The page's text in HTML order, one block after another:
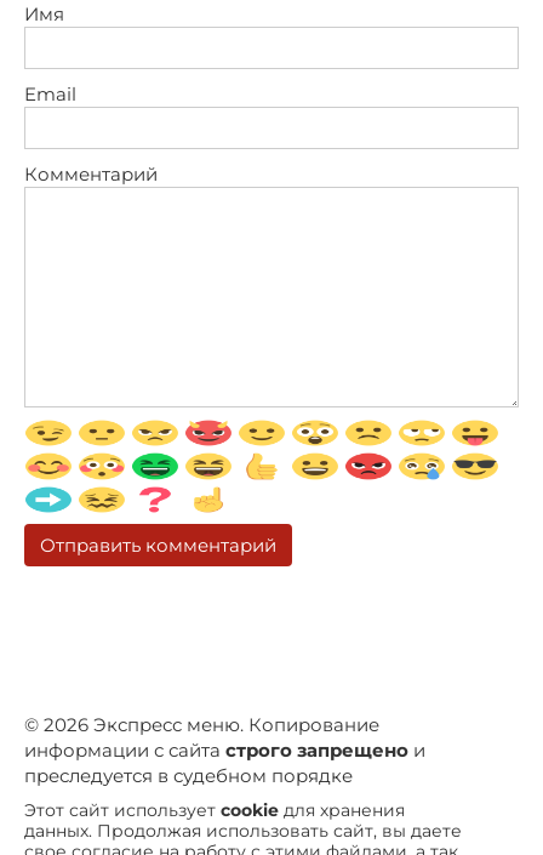
Имя
Email
Комментарий
© 2026 Экспресс меню. Копирование
информации с сайта строго запрещено и
преследуется в судебном порядке
Этот сайт использует cookie для хранения
данных. Продолжая использовать сайт, вы даете